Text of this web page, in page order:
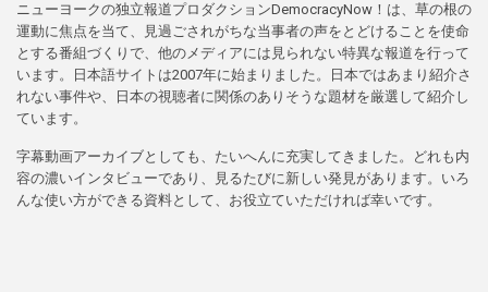
ニューヨークの独立報道プロダクションDemocracyNow！は、草の根の
運動に焦点を当て、見過ごされがちな当事者の声をとどけることを使命
とする番組づくりで、他のメディアには見られない特異な報道を行って
います。日本語サイトは2007年に始まりました。日本ではあまり紹介さ
れない事件や、日本の視聴者に関係のありそうな題材を厳選して紹介し
ています。
字幕動画アーカイブとしても、たいへんに充実してきました。どれも内
容の濃いインタビューであり、見るたびに新しい発見があります。いろ
んな使い方ができる資料として、お役立ていただければ幸いです。